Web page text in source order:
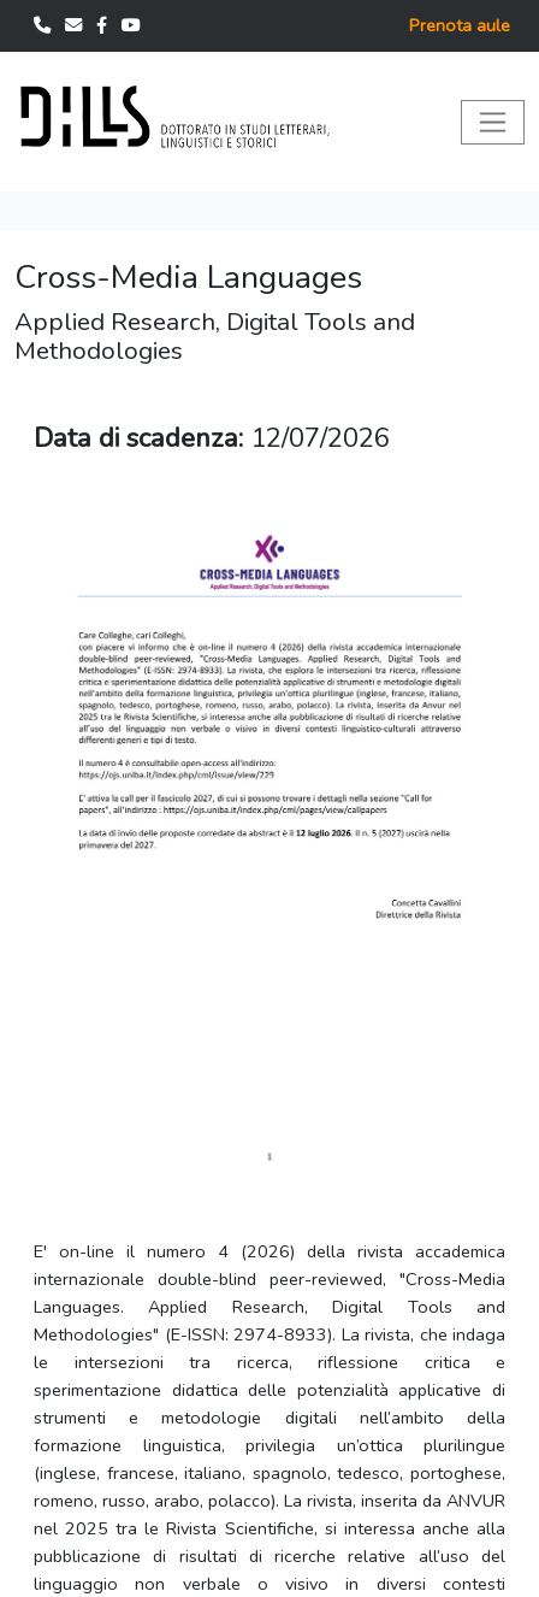
Prenota aule
Cross-Media Languages
Applied Research, Digital Tools and
Methodologies
Data di scadenza: 12/07/2026
E' on-line il numero 4 (2026) della rivista accademica
internazionale double-blind peer-reviewed, "Cross-Media
Languages. Applied Research, Digital Tools and
Methodologies" (E-ISSN: 2974-8933). La rivista, che indaga
le intersezioni tra ricerca, riflessione critica e
sperimentazione didattica delle potenzialità applicative di
strumenti e metodologie digitali nell’ambito della
formazione linguistica, privilegia un’ottica plurilingue
(inglese, francese, italiano, spagnolo, tedesco, portoghese,
romeno, russo, arabo, polacco). La rivista, inserita da ANVUR
nel 2025 tra le Rivista Scientifiche, si interessa anche alla
pubblicazione di risultati di ricerche relative all’uso del
linguaggio non verbale o visivo in diversi contesti